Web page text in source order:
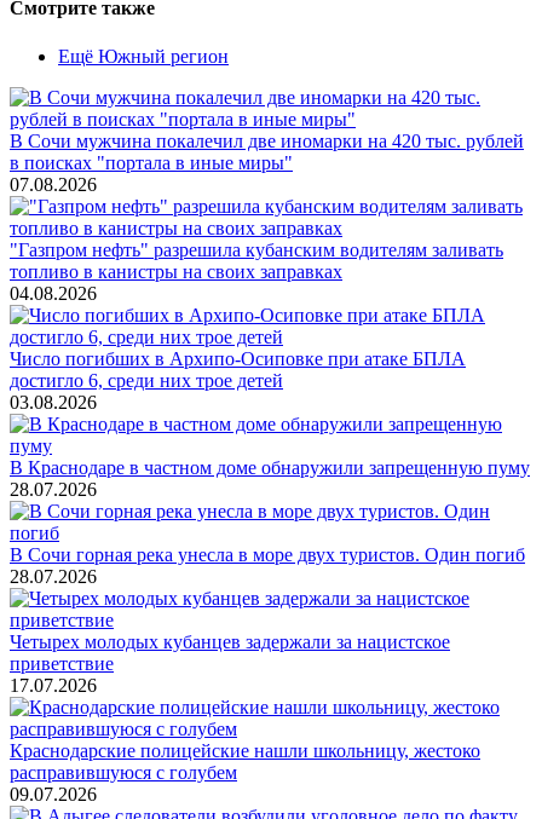
Смотрите также
Ещё Южный регион
В Сочи мужчина покалечил две иномарки на 420 тыс. рублей
в поисках "портала в иные миры"
07.08.2026
"Газпром нефть" разрешила кубанским водителям заливать
топливо в канистры на своих заправках
04.08.2026
Число погибших в Архипо-Осиповке при атаке БПЛА
достигло 6, среди них трое детей
03.08.2026
В Краснодаре в частном доме обнаружили запрещенную пуму
28.07.2026
В Сочи горная река унесла в море двух туристов. Один погиб
28.07.2026
Четырех молодых кубанцев задержали за нацистское
приветствие
17.07.2026
Краснодарские полицейские нашли школьницу, жестоко
расправившуюся с голубем
09.07.2026